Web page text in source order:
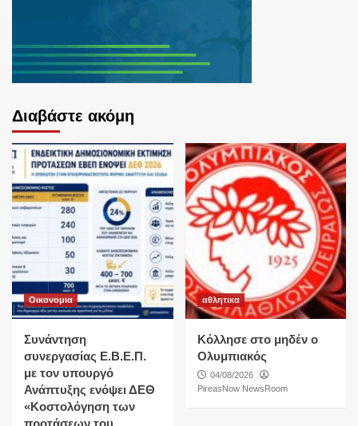
Διαβάστε ακόμη
Οικονομια
Συνάντηση
συνεργασίας Ε.Β.Ε.Π.
με τον υπουργό
Ανάπτυξης ενόψει ΔΕΘ
«Κοστολόγηση των
αθλητικα
Κόλλησε στο μηδέν ο
Ολυμπιακός
04/08/2026
PireasNow NewsRoom